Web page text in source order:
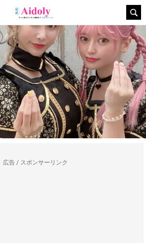
広告 / スポンサーリンク